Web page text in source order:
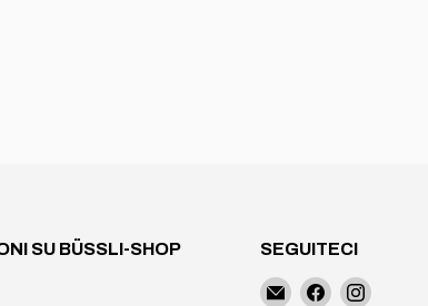
SU BÜSSLI-SHOP SEGUITECI
TrovateciTrovateciTrovateci